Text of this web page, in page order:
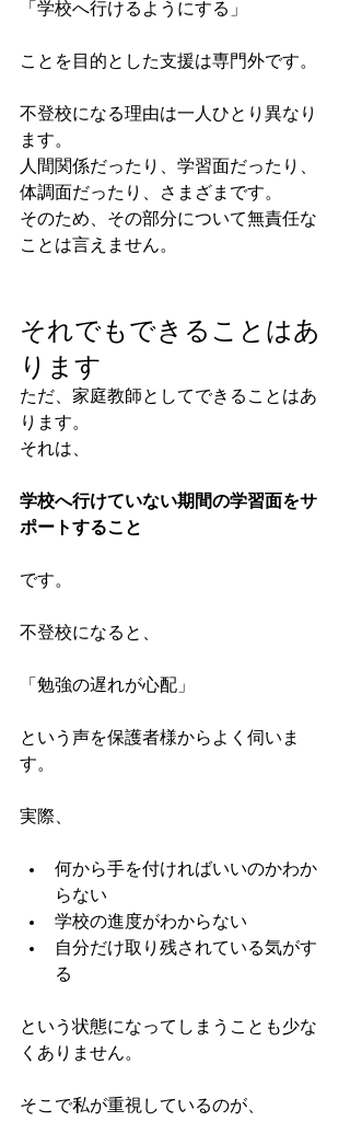
「学校へ行けるようにする」
ことを目的とした支援は専門外です。
不登校になる理由は一人ひとり異なり
ます。
人間関係だったり、学習面だったり、
体調面だったり、さまざまです。
そのため、その部分について無責任な
ことは言えません。
それでもできることはあ
ります
ただ、家庭教師としてできることはあ
ります。
それは、
学校へ行けていない期間の学習面をサ
ポートすること
です。
不登校になると、
「勉強の遅れが心配」
という声を保護者様からよく伺いま
す。
実際、
何から手を付ければいいのかわか
らない
学校の進度がわからない
自分だけ取り残されている気がす
る
という状態になってしまうことも少な
くありません。
そこで私が重視しているのが、